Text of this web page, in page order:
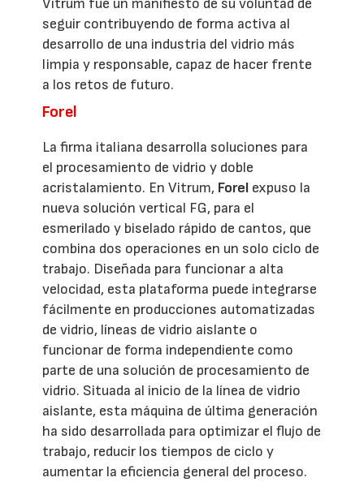
Vitrum fue un manifiesto de su voluntad de
seguir contribuyendo de forma activa al
desarrollo de una industria del vidrio más
limpia y responsable, capaz de hacer frente
a los retos de futuro.
Forel
La firma italiana desarrolla soluciones para
el procesamiento de vidrio y doble
acristalamiento. En Vitrum, Forel expuso la
nueva solución vertical FG, para el
esmerilado y biselado rápido de cantos, que
combina dos operaciones en un solo ciclo de
trabajo. Diseñada para funcionar a alta
velocidad, esta plataforma puede integrarse
fácilmente en producciones automatizadas
de vidrio, líneas de vidrio aislante o
funcionar de forma independiente como
parte de una solución de procesamiento de
vidrio. Situada al inicio de la línea de vidrio
aislante, esta máquina de última generación
ha sido desarrollada para optimizar el flujo de
trabajo, reducir los tiempos de ciclo y
aumentar la eficiencia general del proceso.